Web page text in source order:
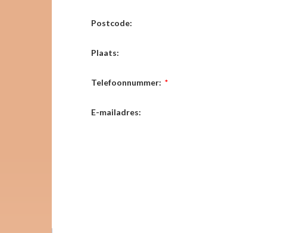
Postcode:
Plaats:
Telefoonnummer: *
E-mailadres: